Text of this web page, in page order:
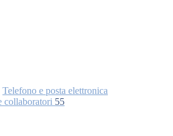
Telefono e posta elettronica
collaboratori 55